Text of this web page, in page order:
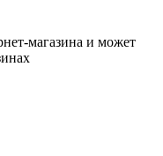
магазина и может